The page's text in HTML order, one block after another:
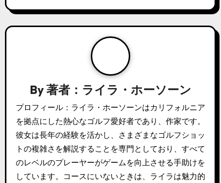
a
v
t
i
o
n
By著者：ライラ・ホーソーン
プロフィール：ライラ・ホーソーンはカリフォルニア
を拠点にした熱心なゴルフ愛好者であり、作家です。
彼女は長年の経験を活かし、さまざまなゴルフショッ
トの複雑さを解説することを専門としており、すべて
のレベルのプレーヤーがゲームを向上させる手助けを
しています。コースにいないときは、ライラは魅力的